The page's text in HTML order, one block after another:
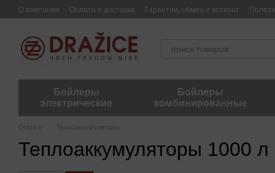
Перейти к основному контенту
О компании Оплата и доставка Гарантии, обмен и возврат
Бойлеры
электрические
Бойлеры
комбинированные
Drazice Теплоаккумуляторы
Теплоаккумуляторы 1000 л